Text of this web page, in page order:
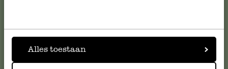
Alles toestaan
klantenservice. Of bekijk hier het antwoord op de